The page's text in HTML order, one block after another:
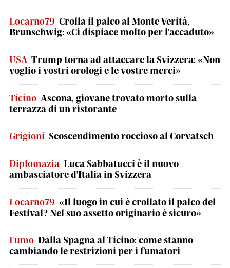
Locarno79 Crolla il palco al Monte Verità,
Brunschwig: «Ci dispiace molto per l'accaduto»
USA Trump torna ad attaccare la Svizzera: «Non
voglio i vostri orologi e le vostre merci»
Ticino Ascona, giovane trovato morto sulla
terrazza di un ristorante
Grigioni Scoscendimento roccioso al Corvatsch
Diplomazia Luca Sabbatucci è il nuovo
ambasciatore d'Italia in Svizzera
Locarno79 «Il luogo in cui è crollato il palco del
Festival? Nel suo assetto originario è sicuro»
Fumo Dalla Spagna al Ticino: come stanno
cambiando le restrizioni per i fumatori